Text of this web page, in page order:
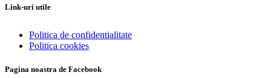
Link-uri utile
Politica de confidentialitate
Politica cookies
Pagina noastra de Facebook